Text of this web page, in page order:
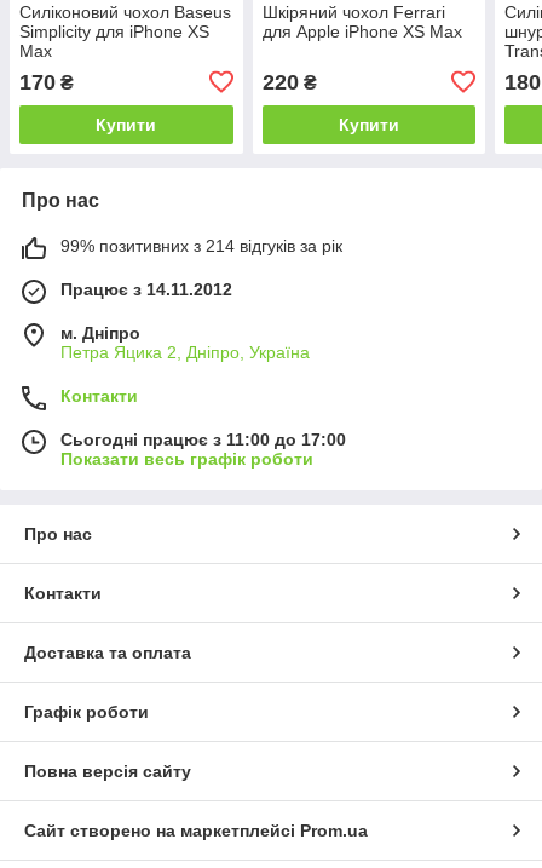
Силіконовий чохол Baseus
Simplicity для iPhone XS
Max
170 ₴
Купити
Шкіряний чохол Ferrari
для Apple iPhone XS Max
220₴
Купити
180
Про нас
99% позитивних з 214 відгуків за рік
Працює з 14.11.2012
м. Дніпро
Петра Яцика 2, Дніпро, Україна
Контакти
Сьогодні працює з 11:00 до 17:00
Показати весь графік роботи
Про нас
Контакти
Доставка та оплата
Графік роботи
Повна версія сайту
Сайт створено на маркетплейсі Prom.ua